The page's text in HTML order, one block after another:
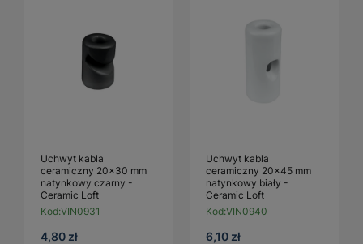
Uchwyt kabla
ceramiczny 20×30 mm
natynkowy czarny -
Ceramic Loft
Kod:VIN0931
4,80 zł
Uchwyt kabla
ceramiczny 20×45 mm
natynkowy biały -
Ceramic Loft
Kod:VIN0940
6,10 zł